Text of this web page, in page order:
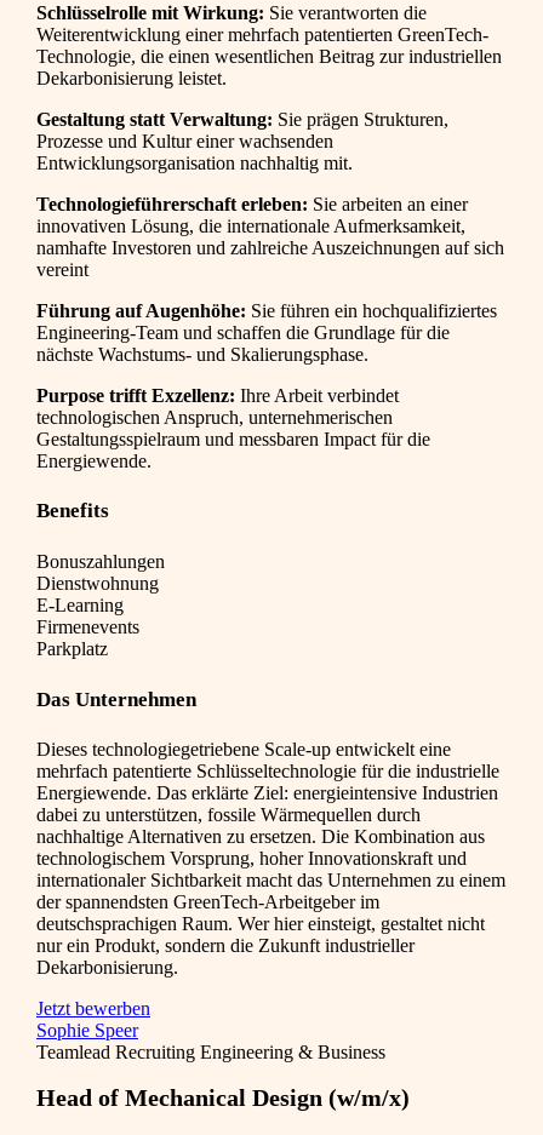
Schlüsselrolle mit Wirkung: Sie verantworten die
Weiterentwicklung einer mehrfach patentierten GreenTech-
Technologie, die einen wesentlichen Beitrag zur industriellen
Dekarbonisierung leistet.
Gestaltung statt Verwaltung: Sie prägen Strukturen,
Prozesse und Kultur einer wachsenden
Entwicklungsorganisation nachhaltig mit.
Technologieführerschaft erleben: Sie arbeiten an einer
innovativen Lösung, die internationale Aufmerksamkeit,
namhafte Investoren und zahlreiche Auszeichnungen auf sich
vereint
Führung auf Augenhöhe: Sie führen ein hochqualifiziertes
Engineering-Team und schaffen die Grundlage für die
nächste Wachstums- und Skalierungsphase.
Purpose trifft Exzellenz: Ihre Arbeit verbindet
technologischen Anspruch, unternehmerischen
Gestaltungsspielraum und messbaren Impact für die
Energiewende.
Benefits
Bonuszahlungen
Dienstwohnung
E-Learning
Firmenevents
Parkplatz
Das Unternehmen
Dieses technologiegetriebene Scale-up entwickelt eine
mehrfach patentierte Schlüsseltechnologie für die industrielle
Energiewende. Das erklärte Ziel: energieintensive Industrien
dabei zu unterstützen, fossile Wärmequellen durch
nachhaltige Alternativen zu ersetzen. Die Kombination aus
technologischem Vorsprung, hoher Innovationskraft und
internationaler Sichtbarkeit macht das Unternehmen zu einem
der spannendsten GreenTech-Arbeitgeber im
deutschsprachigen Raum. Wer hier einsteigt, gestaltet nicht
nur ein Produkt, sondern die Zukunft industrieller
Dekarbonisierung.
Jetzt bewerben
Sophie Speer
Teamlead Recruiting Engineering & Business
Head of Mechanical Design (w/m/x)